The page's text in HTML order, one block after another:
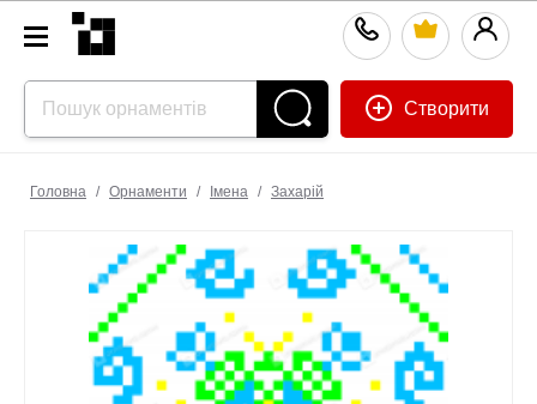
Створити
Головна / Орнаменти / Імена / Захарій